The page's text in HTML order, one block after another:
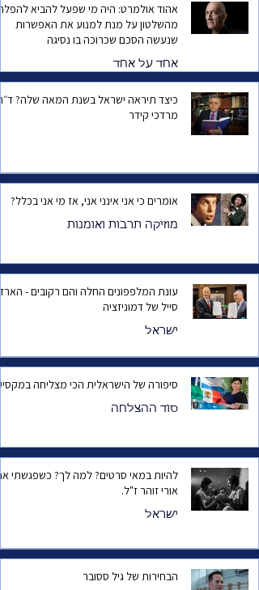
אהוד אולמרט: היה מי שפעל להביא
מהשלטון על מנת למנוע את האפשרות
שנעשה הסכם שכרוכה בו נסיגה
אחד על אחד
כיצד תיראה ישראל בשנת המאה
מרדכי קידר
אומרים כי אני אינני אני, אז מי אני בכלל?
מוזיקה תרבות ואומנות
עונת המלפפונים החלה והם רקובים -
סייל של דמוניזציה
ישראל
סיפורה של הישראלית הכי מצליחה
סוד ההצלחה
להיות במאי סרטים? למה לך? כשפגשתי
אורי זוהר ז"ל.
ישראל
הבחירות של גיל ססובר